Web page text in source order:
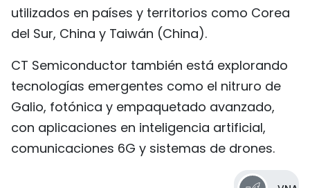
utilizados en países y territorios como Corea
del Sur, China y Taiwán (China).
CT Semiconductor también está explorando
tecnologías emergentes como el nitruro de
Galio, fotónica y empaquetado avanzado,
con aplicaciones en inteligencia artificial,
comunicaciones 6G y sistemas de drones.